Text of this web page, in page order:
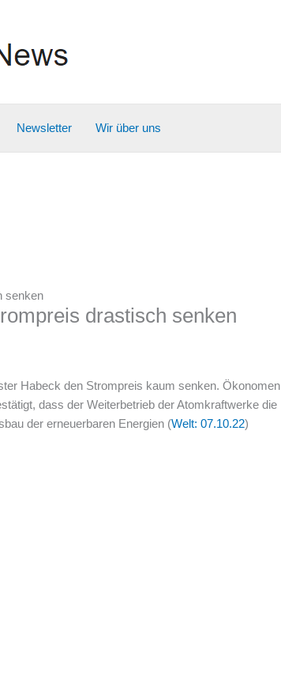
Newsletter Wir über uns
senken
drastisch senken
Habeck den Strompreis kaum senken. Ökonomen
dass der Weiterbetrieb der Atomkraftwerke die
der erneuerbaren Energien (Welt: 07.10.22)